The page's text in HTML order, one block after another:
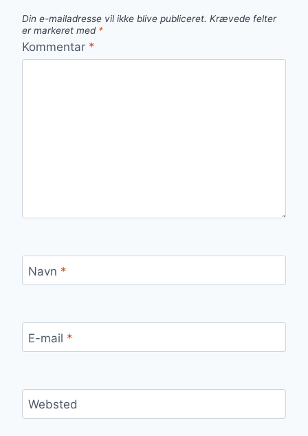
Din e-mailadresse vil ikke blive publiceret. Krævede felter
er markeret med *
Kommentar *
Navn *
E-mail *
Websted